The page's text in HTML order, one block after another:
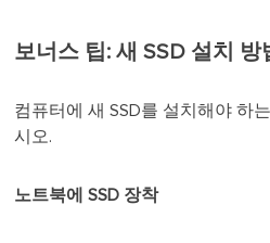
보너스 팁: 새 SSD 설치 방
컴퓨터에 새 SSD를 설치해야 하
시오.
노트북에 SSD 장착